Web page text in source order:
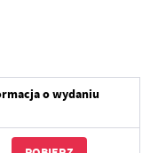
o wydaniu